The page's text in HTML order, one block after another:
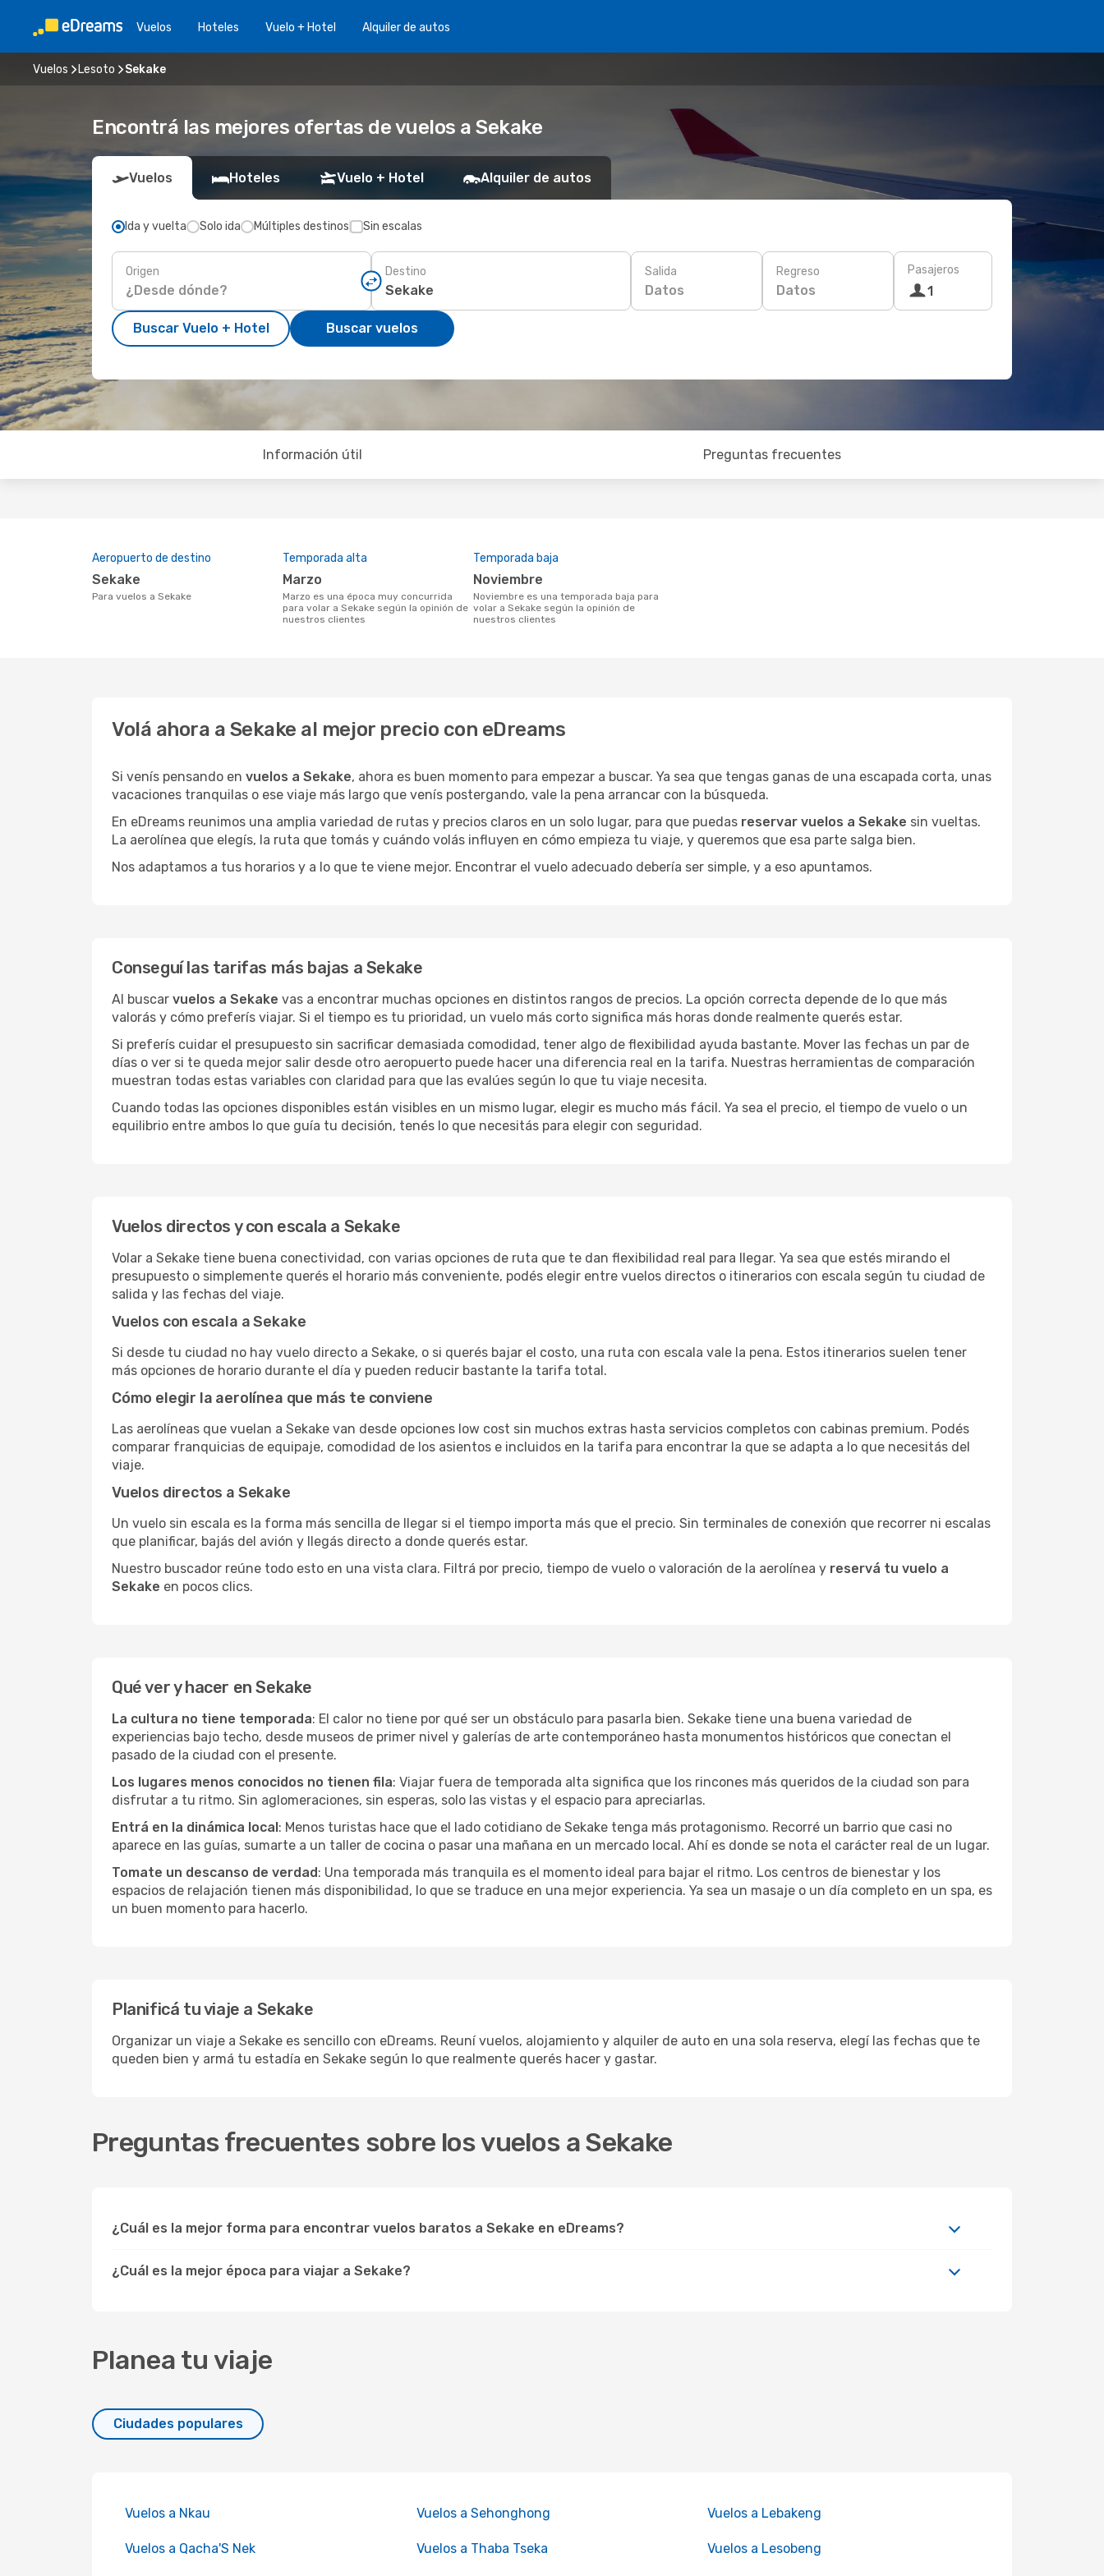
Vuelos Hoteles Vuelo + Hotel Alquiler de autos
Vuelos Lesoto Sekake
Encontrá las mejores ofertas de vuelos a Sekake
Vuelos Hoteles Vuelo + Hotel Alquiler de autos
Ida y vuelta Solo ida Múltiples destinos Sin escalas
Origen Destino Salida
Datos
Regreso
Datos
Pasajeros
1
Buscar Vuelo + Hotel Buscar vuelos
Información útil Preguntas frecuentes
Aeropuerto de destino
Sekake
Para vuelos a Sekake
Temporada alta
marzo
marzo es una época muy concurrida
para volar a Sekake según la opinión de
nuestros clientes
Temporada baja
noviembre
noviembre es una temporada baja para
volar a Sekake según la opinión de
nuestros clientes
Volá ahora a Sekake al mejor precio con eDreams
Si venís pensando en vuelos a Sekake, ahora es buen momento para empezar a buscar. Ya sea que tengas ganas de una escapada corta, unas
vacaciones tranquilas o ese viaje más largo que venís postergando, vale la pena arrancar con la búsqueda.
En eDreams reunimos una amplia variedad de rutas y precios claros en un solo lugar, para que puedas reservar vuelos a Sekake sin vueltas.
La aerolínea que elegís, la ruta que tomás y cuándo volás influyen en cómo empieza tu viaje, y queremos que esa parte salga bien.
Nos adaptamos a tus horarios y a lo que te viene mejor. Encontrar el vuelo adecuado debería ser simple, y a eso apuntamos.
Conseguí las tarifas más bajas a Sekake
Al buscar vuelos a Sekake vas a encontrar muchas opciones en distintos rangos de precios. La opción correcta depende de lo que más
valorás y cómo preferís viajar. Si el tiempo es tu prioridad, un vuelo más corto significa más horas donde realmente querés estar.
Si preferís cuidar el presupuesto sin sacrificar demasiada comodidad, tener algo de flexibilidad ayuda bastante. Mover las fechas un par de
días o ver si te queda mejor salir desde otro aeropuerto puede hacer una diferencia real en la tarifa. Nuestras herramientas de comparación
muestran todas estas variables con claridad para que las evalúes según lo que tu viaje necesita.
Cuando todas las opciones disponibles están visibles en un mismo lugar, elegir es mucho más fácil. Ya sea el precio, el tiempo de vuelo o un
equilibrio entre ambos lo que guía tu decisión, tenés lo que necesitás para elegir con seguridad.
Vuelos directos y con escala a Sekake
Volar a Sekake tiene buena conectividad, con varias opciones de ruta que te dan flexibilidad real para llegar. Ya sea que estés mirando el
presupuesto o simplemente querés el horario más conveniente, podés elegir entre vuelos directos o itinerarios con escala según tu ciudad de
salida y las fechas del viaje.
Vuelos con escala a Sekake
Si desde tu ciudad no hay vuelo directo a Sekake, o si querés bajar el costo, una ruta con escala vale la pena. Estos itinerarios suelen tener
más opciones de horario durante el día y pueden reducir bastante la tarifa total.
Cómo elegir la aerolínea que más te conviene
Las aerolíneas que vuelan a Sekake van desde opciones low cost sin muchos extras hasta servicios completos con cabinas premium. Podés
comparar franquicias de equipaje, comodidad de los asientos e incluidos en la tarifa para encontrar la que se adapta a lo que necesitás del
viaje.
Vuelos directos a Sekake
Un vuelo sin escala es la forma más sencilla de llegar si el tiempo importa más que el precio. Sin terminales de conexión que recorrer ni escalas
que planificar, bajás del avión y llegás directo a donde querés estar.
Nuestro buscador reúne todo esto en una vista clara. Filtrá por precio, tiempo de vuelo o valoración de la aerolínea y reservá tu vuelo a
Sekake en pocos clics.
Qué ver y hacer en Sekake
La cultura no tiene temporada: El calor no tiene por qué ser un obstáculo para pasarla bien. Sekake tiene una buena variedad de
experiencias bajo techo, desde museos de primer nivel y galerías de arte contemporáneo hasta monumentos históricos que conectan el
pasado de la ciudad con el presente.
Los lugares menos conocidos no tienen fila: Viajar fuera de temporada alta significa que los rincones más queridos de la ciudad son para
disfrutar a tu ritmo. Sin aglomeraciones, sin esperas, solo las vistas y el espacio para apreciarlas.
Entrá en la dinámica local: Menos turistas hace que el lado cotidiano de Sekake tenga más protagonismo. Recorré un barrio que casi no
aparece en las guías, sumarte a un taller de cocina o pasar una mañana en un mercado local. Ahí es donde se nota el carácter real de un lugar.
Tomate un descanso de verdad: Una temporada más tranquila es el momento ideal para bajar el ritmo. Los centros de bienestar y los
espacios de relajación tienen más disponibilidad, lo que se traduce en una mejor experiencia. Ya sea un masaje o un día completo en un spa, es
un buen momento para hacerlo.
Planificá tu viaje a Sekake
Organizar un viaje a Sekake es sencillo con eDreams. Reuní vuelos, alojamiento y alquiler de auto en una sola reserva, elegí las fechas que te
queden bien y armá tu estadía en Sekake según lo que realmente querés hacer y gastar.
Preguntas frecuentes sobre los vuelos a Sekake
¿Cuál es la mejor forma para encontrar vuelos baratos a Sekake en eDreams?
¿Cuál es la mejor época para viajar a Sekake?
Planea tu viaje
Ciudades populares
Vuelos a Nkau Vuelos a Sehonghong Vuelos a Lebakeng
Vuelos a Qacha'S Nek Vuelos a Thaba Tseka Vuelos a Lesobeng